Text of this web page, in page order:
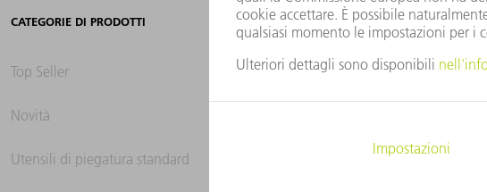
CATEGORIE DI PRODOTTI
Top Seller
Novità
Utensili di piegatura standard 0 risultati